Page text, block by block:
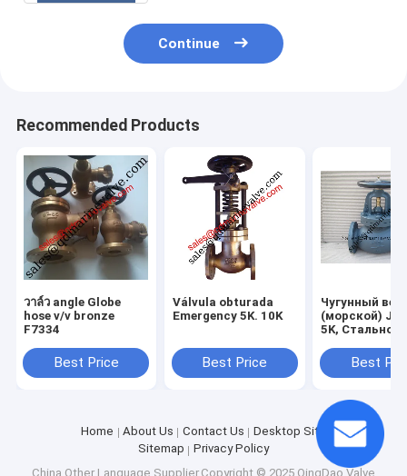
Continue
Recommended Products
วาล์ว angle Globe
hose v/v bronze
F7334
Best Price
Válvula obturada
Emergency 5K. 10K
Best Price
Чугунный
(морской) JIS
5K, Стальной
5K
Best
Home About Us Contact Us
Desktop Site
Sitemap
Privacy Policy
China Other Language Supplier.Copyright © 2025 QingDao Valve